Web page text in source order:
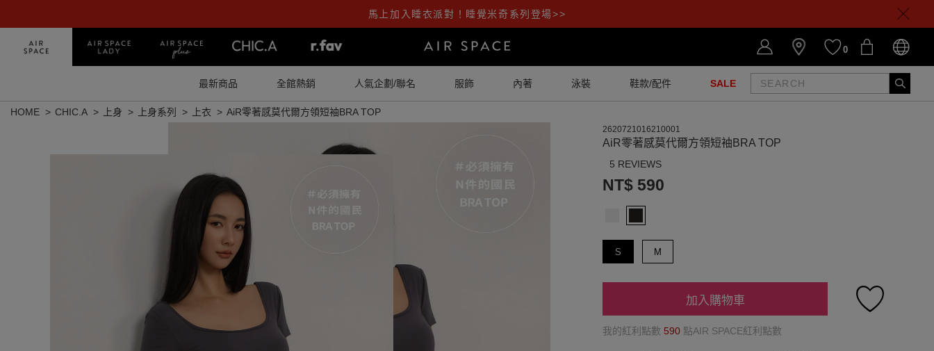
馬上加入睡衣派對！睡覺米奇系列登場>>
0
最新商品 全館熱銷 人氣企劃/聯名 服飾 內著 泳裝 鞋款/配件 SALE
HOME CHIC.A 上身 上身系列 上衣 AiR零著感莫代爾方領短袖BRA TOP
2620721016210001
AiR零著感莫代爾方領短袖BRA TOP
5 REVIEWS
NT$ 590
S M
加入購物車
我的紅利點數 590 點AIR SPACE紅利點數